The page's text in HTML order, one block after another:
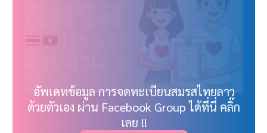
อัพเดทข้อมูล การจดทะเบียนสมรสไทยลาว
ด้วยตัวเอง ผ่าน Facebook Group ได้ที่นี่ คลิ๊ก
เลย !!